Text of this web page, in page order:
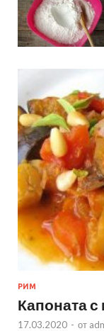
РИМ
Капоната
17.03.2020 - от